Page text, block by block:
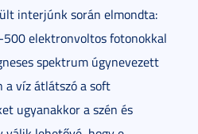
interjúnk során elmondta:
elektronvoltos fotonokkal
spektrum úgynevezett
a víz átlátszó a soft
ugyanakkor a szén és